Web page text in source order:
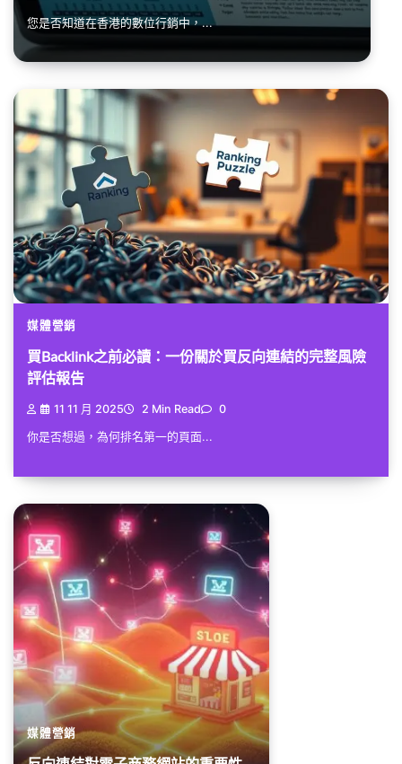
您是否知道在香港的數位行銷中，...
媒體營銷
買Backlink之前必讀：一份關於買反向連結的完整風險
評估報告
11 11 月 2025 2 Min Read 0
你是否想過，為何排名第一的頁面...
媒體營銷